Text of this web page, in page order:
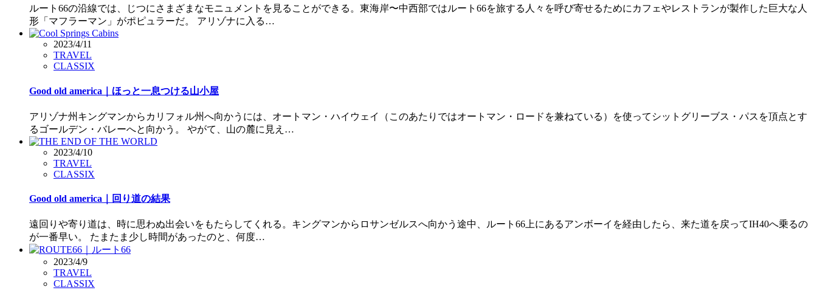
ルート66の沿線では、じつにさまざまなモニュメントを見ることができる。東海岸〜中西部ではルート66を旅する人々を呼び寄せるためにカフェやレストランが製作した巨大な人
形「マフラーマン」がポピュラーだ。 アリゾナに入る…
2023/4/11
TRAVEL
CLASSIX
Good old america｜ほっと一息つける山小屋
アリゾナ州キングマンからカリフォル州へ向かうには、オートマン・ハイウェイ（このあたりではオートマン・ロードを兼ねている）を使ってシットグリーブス・パスを頂点とす
るゴールデン・バレーへと向かう。 やがて、山の麓に見え…
2023/4/10
TRAVEL
CLASSIX
Good old america｜回り道の結果
遠回りや寄り道は、時に思わぬ出会いをもたらしてくれる。キングマンからロサンゼルスへ向かう途中、ルート66上にあるアンボーイを経由したら、来た道を戻ってIH40へ乗るの
が一番早い。 たまたま少し時間があったのと、何度…
2023/4/9
TRAVEL
CLASSIX